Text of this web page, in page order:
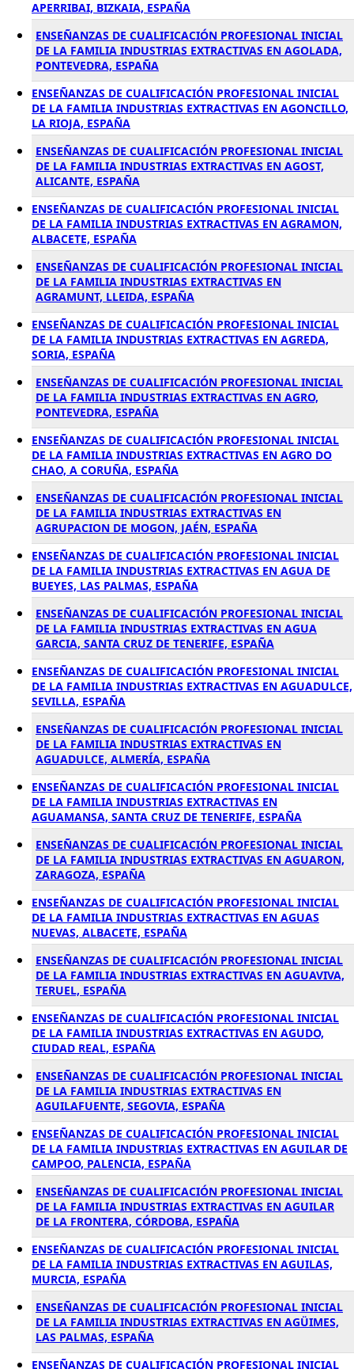
APERRIBAI, BIZKAIA, ESPAÑA
ENSEÑANZAS DE CUALIFICACIÓN PROFESIONAL INICIAL
DE LA FAMILIA INDUSTRIAS EXTRACTIVAS EN AGOLADA,
PONTEVEDRA, ESPAÑA
ENSEÑANZAS DE CUALIFICACIÓN PROFESIONAL INICIAL
DE LA FAMILIA INDUSTRIAS EXTRACTIVAS EN AGONCILLO,
LA RIOJA, ESPAÑA
ENSEÑANZAS DE CUALIFICACIÓN PROFESIONAL INICIAL
DE LA FAMILIA INDUSTRIAS EXTRACTIVAS EN AGOST,
ALICANTE, ESPAÑA
ENSEÑANZAS DE CUALIFICACIÓN PROFESIONAL INICIAL
DE LA FAMILIA INDUSTRIAS EXTRACTIVAS EN AGRAMON,
ALBACETE, ESPAÑA
ENSEÑANZAS DE CUALIFICACIÓN PROFESIONAL INICIAL
DE LA FAMILIA INDUSTRIAS EXTRACTIVAS EN
AGRAMUNT, LLEIDA, ESPAÑA
ENSEÑANZAS DE CUALIFICACIÓN PROFESIONAL INICIAL
DE LA FAMILIA INDUSTRIAS EXTRACTIVAS EN AGREDA,
SORIA, ESPAÑA
ENSEÑANZAS DE CUALIFICACIÓN PROFESIONAL INICIAL
DE LA FAMILIA INDUSTRIAS EXTRACTIVAS EN AGRO,
PONTEVEDRA, ESPAÑA
ENSEÑANZAS DE CUALIFICACIÓN PROFESIONAL INICIAL
DE LA FAMILIA INDUSTRIAS EXTRACTIVAS EN AGRO DO
CHAO, A CORUÑA, ESPAÑA
ENSEÑANZAS DE CUALIFICACIÓN PROFESIONAL INICIAL
DE LA FAMILIA INDUSTRIAS EXTRACTIVAS EN
AGRUPACION DE MOGON, JAÉN, ESPAÑA
ENSEÑANZAS DE CUALIFICACIÓN PROFESIONAL INICIAL
DE LA FAMILIA INDUSTRIAS EXTRACTIVAS EN AGUA DE
BUEYES, LAS PALMAS, ESPAÑA
ENSEÑANZAS DE CUALIFICACIÓN PROFESIONAL INICIAL
DE LA FAMILIA INDUSTRIAS EXTRACTIVAS EN AGUA
GARCIA, SANTA CRUZ DE TENERIFE, ESPAÑA
ENSEÑANZAS DE CUALIFICACIÓN PROFESIONAL INICIAL
DE LA FAMILIA INDUSTRIAS EXTRACTIVAS EN AGUADULCE,
SEVILLA, ESPAÑA
ENSEÑANZAS DE CUALIFICACIÓN PROFESIONAL INICIAL
DE LA FAMILIA INDUSTRIAS EXTRACTIVAS EN
AGUADULCE, ALMERÍA, ESPAÑA
ENSEÑANZAS DE CUALIFICACIÓN PROFESIONAL INICIAL
DE LA FAMILIA INDUSTRIAS EXTRACTIVAS EN
AGUAMANSA, SANTA CRUZ DE TENERIFE, ESPAÑA
ENSEÑANZAS DE CUALIFICACIÓN PROFESIONAL INICIAL
DE LA FAMILIA INDUSTRIAS EXTRACTIVAS EN AGUARON,
ZARAGOZA, ESPAÑA
ENSEÑANZAS DE CUALIFICACIÓN PROFESIONAL INICIAL
DE LA FAMILIA INDUSTRIAS EXTRACTIVAS EN AGUAS
NUEVAS, ALBACETE, ESPAÑA
ENSEÑANZAS DE CUALIFICACIÓN PROFESIONAL INICIAL
DE LA FAMILIA INDUSTRIAS EXTRACTIVAS EN AGUAVIVA,
TERUEL, ESPAÑA
ENSEÑANZAS DE CUALIFICACIÓN PROFESIONAL INICIAL
DE LA FAMILIA INDUSTRIAS EXTRACTIVAS EN AGUDO,
CIUDAD REAL, ESPAÑA
ENSEÑANZAS DE CUALIFICACIÓN PROFESIONAL INICIAL
DE LA FAMILIA INDUSTRIAS EXTRACTIVAS EN
AGUILAFUENTE, SEGOVIA, ESPAÑA
ENSEÑANZAS DE CUALIFICACIÓN PROFESIONAL INICIAL
DE LA FAMILIA INDUSTRIAS EXTRACTIVAS EN AGUILAR DE
CAMPOO, PALENCIA, ESPAÑA
ENSEÑANZAS DE CUALIFICACIÓN PROFESIONAL INICIAL
DE LA FAMILIA INDUSTRIAS EXTRACTIVAS EN AGUILAR
DE LA FRONTERA, CÓRDOBA, ESPAÑA
ENSEÑANZAS DE CUALIFICACIÓN PROFESIONAL INICIAL
DE LA FAMILIA INDUSTRIAS EXTRACTIVAS EN AGUILAS,
MURCIA, ESPAÑA
ENSEÑANZAS DE CUALIFICACIÓN PROFESIONAL INICIAL
DE LA FAMILIA INDUSTRIAS EXTRACTIVAS EN AGÜIMES,
LAS PALMAS, ESPAÑA
ENSEÑANZAS DE CUALIFICACIÓN PROFESIONAL INICIAL